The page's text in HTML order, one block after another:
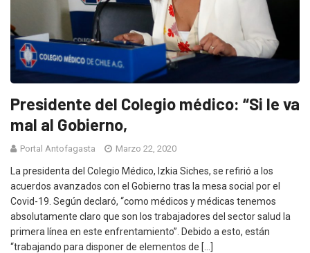
Presidente del Colegio médico: “Si le va
mal al Gobierno,
Portal Antofagasta Marzo 22, 2020
La presidenta del Colegio Médico, Izkia Siches, se refirió a los
acuerdos avanzados con el Gobierno tras la mesa social por el
Covid-19. Según declaró, “como médicos y médicas tenemos
absolutamente claro que son los trabajadores del sector salud la
primera línea en este enfrentamiento”. Debido a esto, están
“trabajando para disponer de elementos de […]